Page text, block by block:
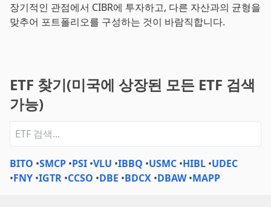
장기적인 관점에서 CIBR에 투자하고, 다른 자산과의 균형을
맞추어 포트폴리오를 구성하는 것이 바람직합니다.
ETF 찾기(미국에 상장된 모든 ETF 검색
가능)
BITO •SMCP •PSI •VLU •IBBQ •USMC •HIBL •UDEC
•FNY •IGTR •CCSO •DBE •BDCX •DBAW •MAPP